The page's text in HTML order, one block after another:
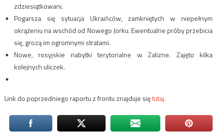
zdziesiątkowani.
Pogarsza się sytuacja Ukraińców, zamkniętych w niepełnym
okrążeniu na wschód od Nowego Jorku. Ewentualne próby przebicia
się, grozą im ogromnymi stratami.
Nowe, rosyjskie nabytki terytorialne w Zalizne. Zajęto kilka
kolejnych uliczek.
Link do poprzedniego raportu z frontu znajduje siętutaj.